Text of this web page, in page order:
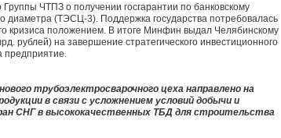
ЧТПЗ о получении госгарантии по банковскому
диаметра (ТЭСЦ-3). Поддержка государства потребовалась
кризиса положением. В итоге Минфин выдал Челябинскому
рублей) на завершение стратегического инвестиционного
предприятие.
трубоэлектросварочного цеха направлено на
в связи с усложнением условий добычи и
СНГ в высококачественных ТБД для строительства